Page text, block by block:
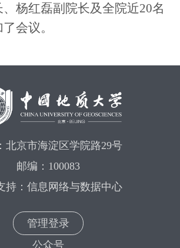
杨红磊副院长及全院近20名
会议。
北京市海淀区学院路29号
邮编：100083
持：信息网络与数据中心
管理登录
公众号